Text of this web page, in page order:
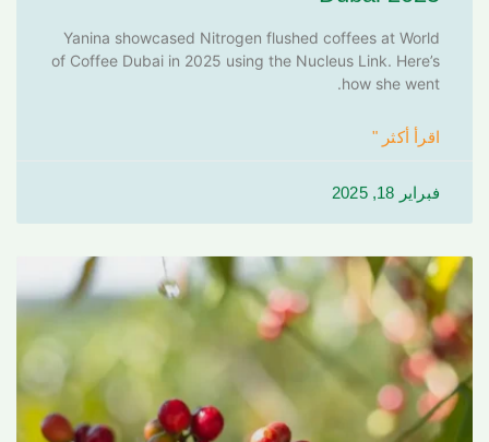
Yanina showcased Nitrogen flushed coffees at World
of Coffee Dubai in 2025 using the Nucleus Link. Here’s
how she went.
اقرأ أكثر "
فبراير 18, 2025